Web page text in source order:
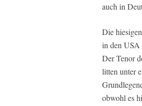
auch in
Die
in den USA
Der Tenor
litten unter
obwohl es